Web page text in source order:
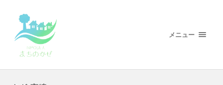
メニュー